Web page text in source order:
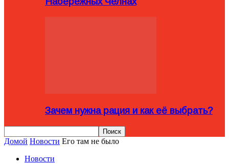
Зачем нужна рация и как её выбрать?
Домой Новости Его там не было
Новости